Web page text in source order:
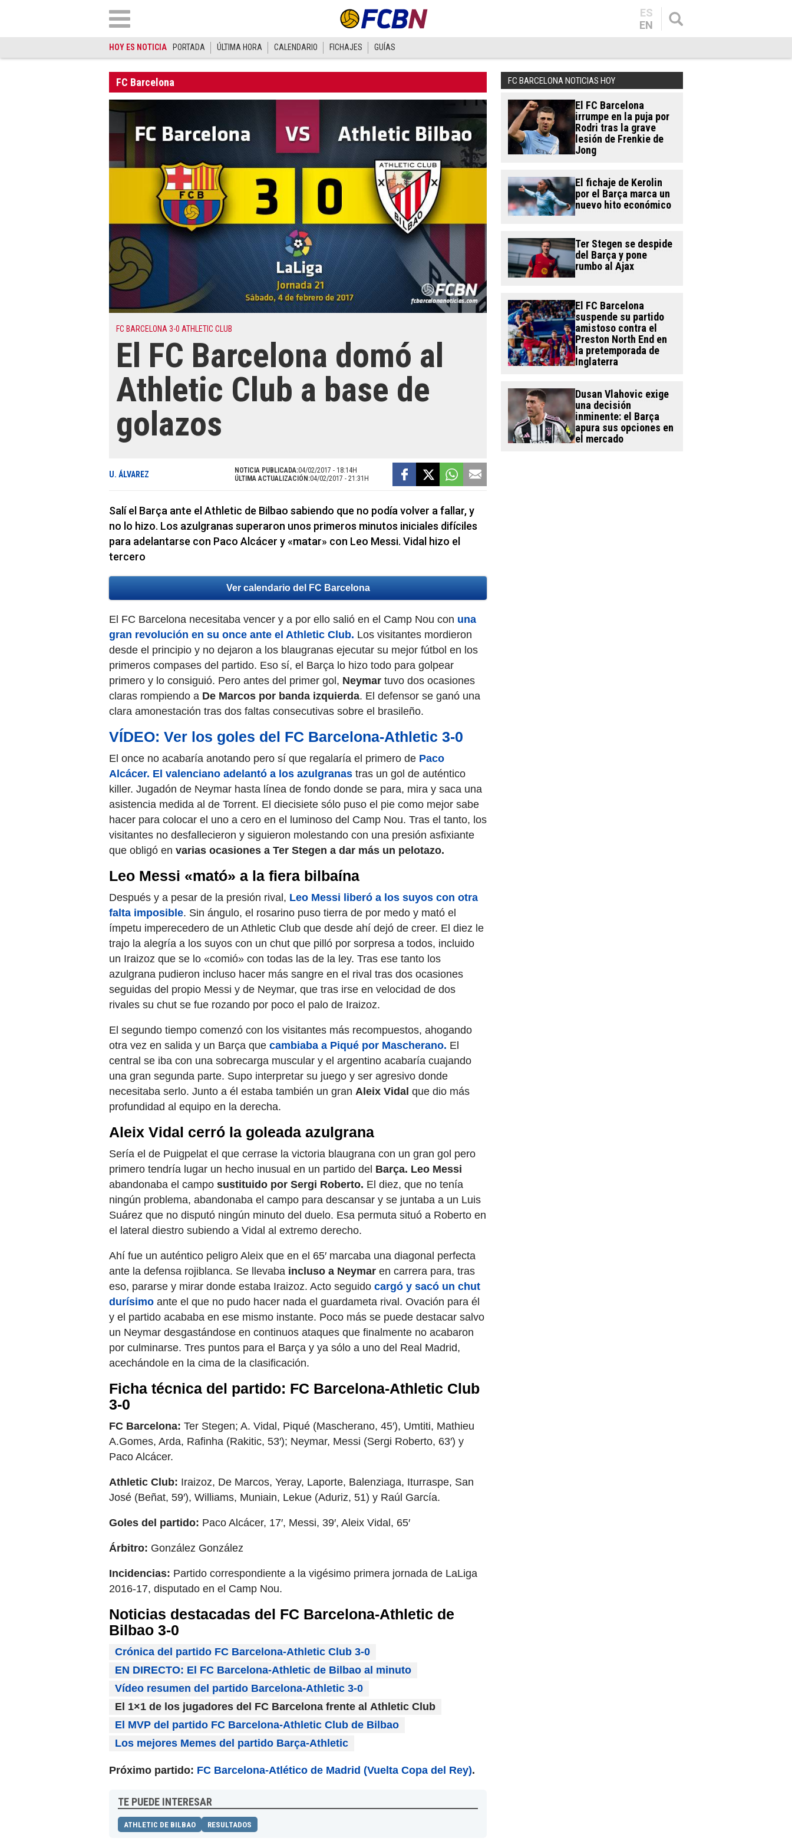
ES
EN
HOY ES NOTICIA PORTADA ÚLTIMA HORA CALENDARIO FICHAJES GUÍAS
FC Barcelona
FC BARCELONA 3-0 ATHLETIC CLUB
El FC Barcelona domó al
Athletic Club a base de
golazos
U. ÁLVAREZ NOTICIA PUBLICADA:04/02/2017 - 18:14H
ÚLTIMA ACTUALIZACIÓN:04/02/2017 - 21:31H
Salí el Barça ante el Athletic de Bilbao sabiendo que no podía volver a fallar, y
no lo hizo. Los azulgranas superaron unos primeros minutos iniciales difíciles
para adelantarse con Paco Alcácer y «matar» con Leo Messi. Vidal hizo el
tercero
Ver calendario del FC Barcelona
El FC Barcelona necesitaba vencer y a por ello salió en el Camp Nou con una
gran revolución en su once ante el Athletic Club. Los visitantes mordieron
desde el principio y no dejaron a los blaugranas ejecutar su mejor fútbol en los
primeros compases del partido. Eso sí, el Barça lo hizo todo para golpear
primero y lo consiguió. Pero antes del primer gol, Neymar tuvo dos ocasiones
claras rompiendo a De Marcos por banda izquierda. El defensor se ganó una
clara amonestación tras dos faltas consecutivas sobre el brasileño.
VÍDEO: Ver los goles del FC Barcelona-Athletic 3-0
El once no acabaría anotando pero sí que regalaría el primero de Paco
Alcácer. El valenciano adelantó a los azulgranas tras un gol de auténtico
killer. Jugadón de Neymar hasta línea de fondo donde se para, mira y saca una
asistencia medida al de Torrent. El diecisiete sólo puso el pie como mejor sabe
hacer para colocar el uno a cero en el luminoso del Camp Nou. Tras el tanto, los
visitantes no desfallecieron y siguieron molestando con una presión asfixiante
que obligó en varias ocasiones a Ter Stegen a dar más un pelotazo.
Leo Messi «mató» a la fiera bilbaína
Después y a pesar de la presión rival, Leo Messi liberó a los suyos con otra
falta imposible. Sin ángulo, el rosarino puso tierra de por medo y mató el
ímpetu imperecedero de un Athletic Club que desde ahí dejó de creer. El diez le
trajo la alegría a los suyos con un chut que pilló por sorpresa a todos, incluido
un Iraizoz que se lo «comió» con todas las de la ley. Tras ese tanto los
azulgrana pudieron incluso hacer más sangre en el rival tras dos ocasiones
seguidas del propio Messi y de Neymar, que tras irse en velocidad de dos
rivales su chut se fue rozando por poco el palo de Iraizoz.
El segundo tiempo comenzó con los visitantes más recompuestos, ahogando
otra vez en salida y un Barça que cambiaba a Piqué por Mascherano. El
central se iba con una sobrecarga muscular y el argentino acabaría cuajando
una gran segunda parte. Supo interpretar su juego y ser agresivo donde
necesitaba serlo. Junto a él estaba también un gran Aleix Vidal que dio más
profundidad al equipo en la derecha.
Aleix Vidal cerró la goleada azulgrana
Sería el de Puigpelat el que cerrase la victoria blaugrana con un gran gol pero
primero tendría lugar un hecho inusual en un partido del Barça. Leo Messi
abandonaba el campo sustituido por Sergi Roberto. El diez, que no tenía
ningún problema, abandonaba el campo para descansar y se juntaba a un Luis
Suárez que no disputó ningún minuto del duelo. Esa permuta situó a Roberto en
el lateral diestro subiendo a Vidal al extremo derecho.
Ahí fue un auténtico peligro Aleix que en el 65′ marcaba una diagonal perfecta
ante la defensa rojiblanca. Se llevaba incluso a Neymar en carrera para, tras
eso, pararse y mirar donde estaba Iraizoz. Acto seguido cargó y sacó un chut
durísimo ante el que no pudo hacer nada el guardameta rival. Ovación para él
y el partido acababa en ese mismo instante. Poco más se puede destacar salvo
un Neymar desgastándose en continuos ataques que finalmente no acabaron
por culminarse. Tres puntos para el Barça y ya sólo a uno del Real Madrid,
acechándole en la cima de la clasificación.
Ficha técnica del partido: FC Barcelona-Athletic Club
3-0
FC Barcelona: Ter Stegen; A. Vidal, Piqué (Mascherano, 45′), Umtiti, Mathieu
A.Gomes, Arda, Rafinha (Rakitic, 53′); Neymar, Messi (Sergi Roberto, 63′) y
Paco Alcácer.
Athletic Club: Iraizoz, De Marcos, Yeray, Laporte, Balenziaga, Iturraspe, San
José (Beñat, 59′), Williams, Muniain, Lekue (Aduriz, 51) y Raúl García.
Goles del partido: Paco Alcácer, 17′, Messi, 39′, Aleix Vidal, 65′
Árbitro: González González
Incidencias: Partido correspondiente a la vigésimo primera jornada de LaLiga
2016-17, disputado en el Camp Nou.
Noticias destacadas del FC Barcelona-Athletic de
Bilbao 3-0
Crónica del partido FC Barcelona-Athletic Club 3-0
EN DIRECTO: El FC Barcelona-Athletic de Bilbao al minuto
Vídeo resumen del partido Barcelona-Athletic 3-0
El 1×1 de los jugadores del FC Barcelona frente al Athletic Club
El MVP del partido FC Barcelona-Athletic Club de Bilbao
Los mejores Memes del partido Barça-Athletic
Próximo partido: FC Barcelona-Atlético de Madrid (Vuelta Copa del Rey).
TE PUEDE INTERESAR
ATHLETIC DE BILBAO RESULTADOS
FC BARCELONA NOTICIAS HOY
El FC Barcelona
irrumpe en la puja por
Rodri tras la grave
lesión de Frenkie de
Jong
El fichaje de Kerolin
por el Barça marca un
nuevo hito económico
Ter Stegen se despide
del Barça y pone
rumbo al Ajax
El FC Barcelona
suspende su partido
amistoso contra el
Preston North End en
la pretemporada de
Inglaterra
Dusan Vlahovic exige
una decisión
inminente: el Barça
apura sus opciones en
el mercado